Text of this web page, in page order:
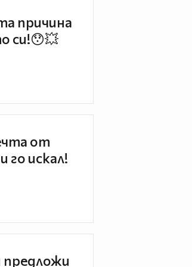
причина
си!😯💥
от
го искал!
предложи